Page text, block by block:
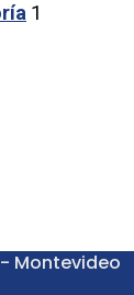
1
Montevideo